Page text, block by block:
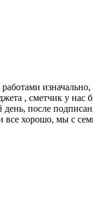
, сметчик у
после
все хорошо, мы с